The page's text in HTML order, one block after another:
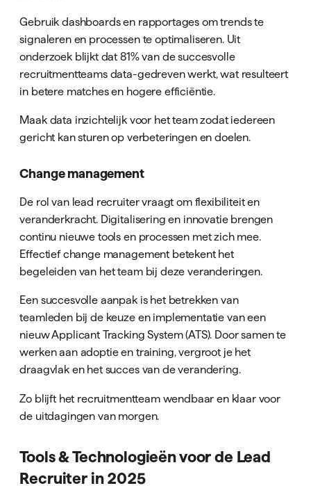
Gebruik dashboards en rapportages om trends te
signaleren en processen te optimaliseren. Uit
onderzoek blijkt dat 81% van de succesvolle
recruitmentteams data-gedreven werkt, wat resulteert
in betere matches en hogere efficiëntie.
Maak data inzichtelijk voor het team zodat iedereen
gericht kan sturen op verbeteringen en doelen.
Change management
De rol van lead recruiter vraagt om flexibiliteit en
veranderkracht. Digitalisering en innovatie brengen
continu nieuwe tools en processen met zich mee.
Effectief change management betekent het
begeleiden van het team bij deze veranderingen.
Een succesvolle aanpak is het betrekken van
teamleden bij de keuze en implementatie van een
nieuw Applicant Tracking System (ATS). Door samen te
werken aan adoptie en training, vergroot je het
draagvlak en het succes van de verandering.
Zo blijft het recruitmentteam wendbaar en klaar voor
de uitdagingen van morgen.
Tools & Technologieën voor de Lead
Recruiter in 2025